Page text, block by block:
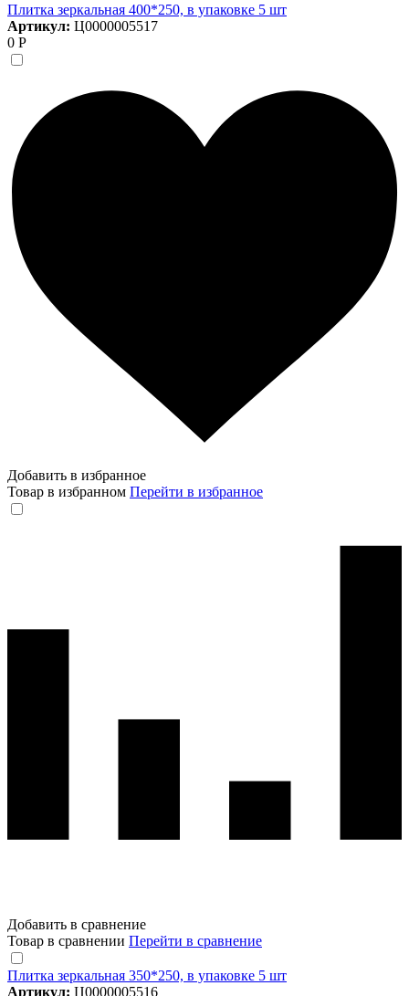
Плитка зеркальная 400*250, в упаковке 5 шт
Артикул: Ц0000005517
0 Р
Добавить в избранное
Товар в избранном Перейти в избранное
Добавить в сравнение
Товар в сравнении Перейти в сравнение
Плитка зеркальная 350*250, в упаковке 5 шт
Артикул: Ц0000005516